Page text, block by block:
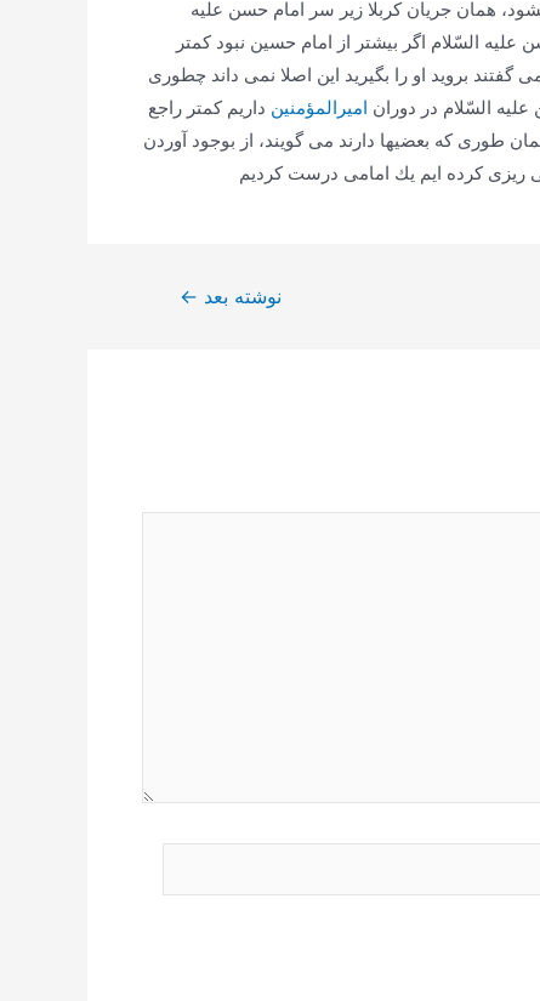
همان جریان كربلا زیر سر امام حسن علیه
السّلام اگر بیشتر از امام حسین نبود كمتر
بروید او را بگیرید این اصلا نمی داند چطوری
السّلام در دوران امیرالمؤمنین داریم كمتر راجع
طوری كه بعضیها دارند می گویند، از بوجود آوردن
كرده ایم یك امامی درست كردیم
نوشته بعد ←